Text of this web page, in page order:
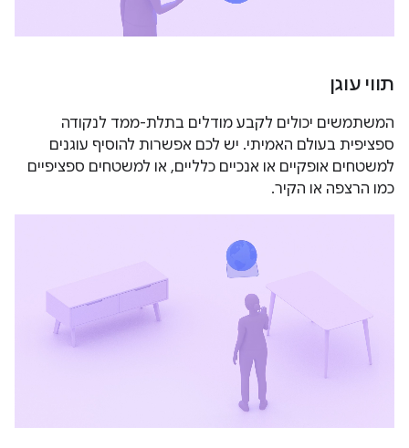
תווי עוגן
המשתמשים יכולים לקבע מודלים בתלת-ממד לנקודה
ספציפית בעולם האמיתי. יש לכם אפשרות להוסיף עוגנים
למשטחים אופקיים או אנכיים כלליים, או למשטחים ספציפיים
כמו הרצפה או הקיר.